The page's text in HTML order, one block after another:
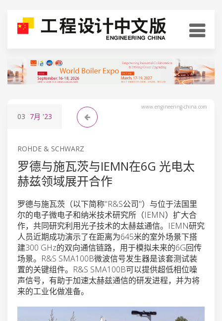
www.engineering-china.com
03 7月 '23
ROHDE & SCHWARZ
罗德与施瓦茨与IEMN在6G 光电太
赫兹领域展开合作
罗德与施瓦茨（以下简称"R&S公司"）与位于法国里
尔的电子微电子和纳米技术研究所（IEMN）扩大合
作，共同研究利用光子技术的太赫兹通信。IEMN研究
人员近期成功演示了在距离为645米的室外场景下搭
建300 GHz的双向通信链路，用于模拟未来的6G回传
场景。R&S SMA100B微波信号发生器是该套测试装
置的关键组件。R&S SMA100B可以提供超低相位噪
声信号，有助于加速太赫兹通信的研发进程，并为将
来的工业化做准备。